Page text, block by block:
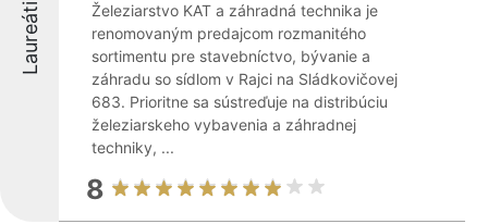
Laureáti
Železiarstvo KAT a záhradná technika je
renomovaným predajcom rozmanitého
sortimentu pre stavebníctvo, bývanie a
záhradu so sídlom v Rajci na Sládkovičovej
683. Prioritne sa sústreďuje na distribúciu
železiarskeho vybavenia a záhradnej
techniky, ...
8